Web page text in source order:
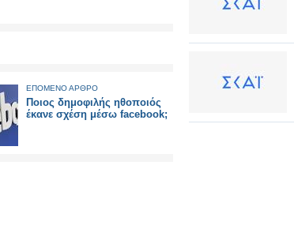
ΕΠΟΜΕΝΟ ΑΡΘΡΟ
Ποιος δημοφιλής ηθοποιός
έκανε σχέση μέσω facebook;